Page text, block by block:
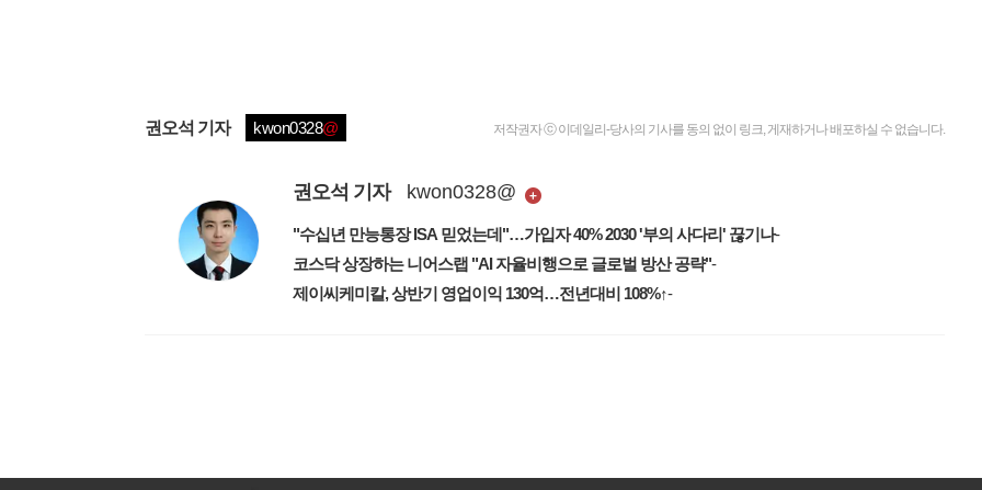
권오석 기자 kwon0328@ 저작권자 ⓒ 이데일리-당사의 기사를 동의 없이 링크, 게재하거나 배포하실 수 없습니다.
권오석 기자 kwon0328@
-
"수십년 만능통장 ISA 믿었는데"…가입자 40% 2030 '부의 사다리' 끊기나
-
코스닥 상장하는 니어스랩 "AI 자율비행으로 글로벌 방산 공략"
-
제이씨케미칼, 상반기 영업이익 130억…전년대비 108%↑
1새로워진 마켓인, 성공투자 창을 열다